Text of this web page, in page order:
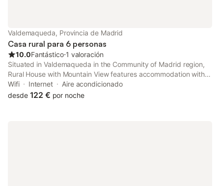
Valdemaqueda, Provincia de Madrid
Casa rural para 6 personas
10.0Fantástico⋅1 valoración
Situated in Valdemaqueda in the Community of Madrid region,
Rural House with Mountain View features accommodation with
free WiFi and free private parking. This holiday home offers a
garden as well as a terrace.
Wifi Internet
Aire acondicionado
desde 122 € por noche